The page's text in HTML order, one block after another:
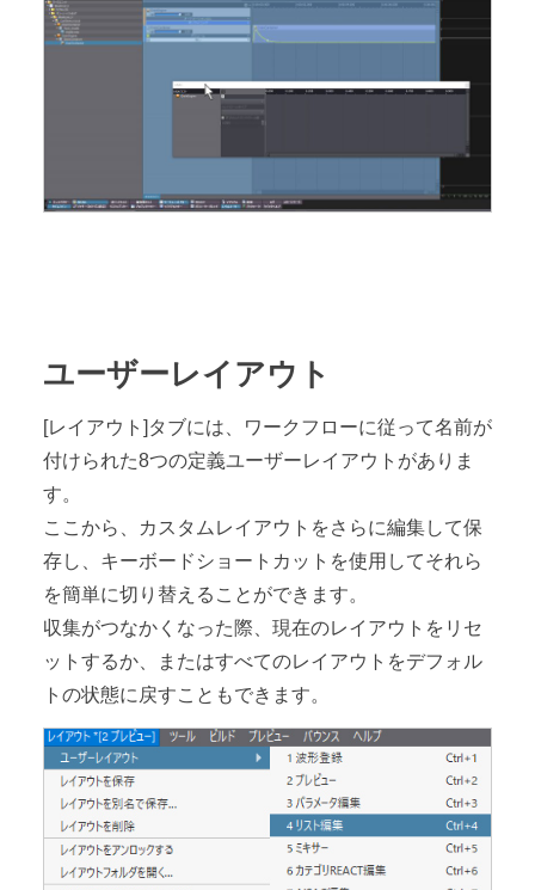
ユーザーレイアウト
[レイアウト]タブには、ワークフローに従って名前が
付けられた8つの定義ユーザーレイアウトがありま
す。
ここから、カスタムレイアウトをさらに編集して保
存し、キーボードショートカットを使用してそれら
を簡単に切り替えることができます。
収集がつなかくなった際、現在のレイアウトをリセ
ットするか、またはすべてのレイアウトをデフォル
トの状態に戻すこともできます。